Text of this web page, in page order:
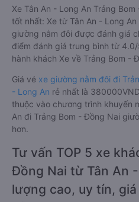
Xe Tân An - Long An Trảng
tốt nhất: Xe từ Tân An - Long
giường nằm đôi được đánh giá
điểm đánh giá trung bình từ
hành khách Xe về Trảng Bom -
Giá vé xe giường nằm đôi đi
- Long An rẻ nhất là
thuộc vào chương trình khuyến
An đi Trảng Bom - Đồng Nai
hơn.
Tư vấn TOP 5 xe
Đồng Nai từ Tân An
lượng cao, uy tín,